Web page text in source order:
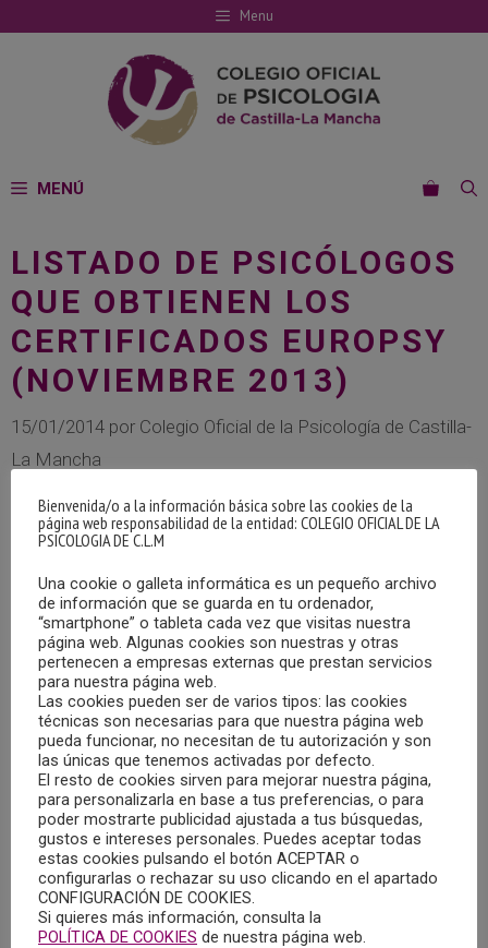
al
Menu
MENÚ
LISTADO DE PSICÓLOGOS
QUE OBTIENEN LOS
CERTIFICADOS EUROPSY
(NOVIEMBRE 2013)
15/01/2014 por Colegio Oficial de la Psicología de Castilla-
La Mancha
Psicólogos que obtienen elCertificado Europeo en
Psicología EuroPsy Básico
Psicólogos que obtienen elCertificado de Acreditación
EFPA/COP EuroPsy Especialista en Psicoterapia
FG Asesoramiento Profesional Integral – Albacete
Bienvenida/o a la información básica sobre las cookies de la
página web responsabilidad de la entidad: COLEGIO OFICIAL DE LA
PSICOLOGIA DE C.L.M
Una cookie o galleta informática es un pequeño archivo
de información que se guarda en tu ordenador,
“smartphone” o tableta cada vez que visitas nuestra
página web. Algunas cookies son nuestras y otras
pertenecen a empresas externas que prestan servicios
para nuestra página web.
Las cookies pueden ser de varios tipos: las cookies
técnicas son necesarias para que nuestra página web
pueda funcionar, no necesitan de tu autorización y son
las únicas que tenemos activadas por defecto.
El resto de cookies sirven para mejorar nuestra página,
para personalizarla en base a tus preferencias, o para
poder mostrarte publicidad ajustada a tus búsquedas,
gustos e intereses personales. Puedes aceptar todas
estas cookies pulsando el botón ACEPTAR o
configurarlas o rechazar su uso clicando en el apartado
CONFIGURACIÓN DE COOKIES.
Si quieres más información, consulta la
POLÍTICA DE COOKIES de nuestra página web.